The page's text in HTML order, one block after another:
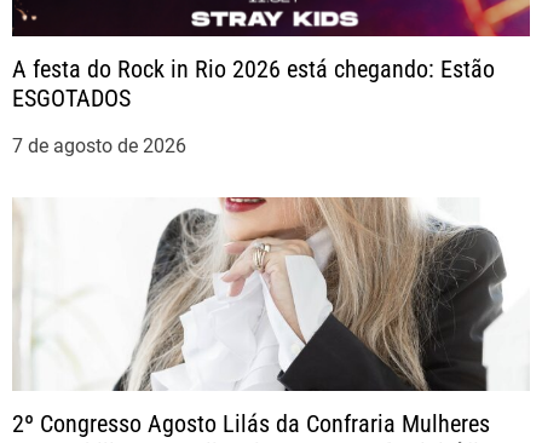
o
d
e
P
t
A festa do Rock in Rio 2026 está chegando: Estão
ESGOTADOS
7 de agosto de 2026
2º Congresso Agosto Lilás da Confraria Mulheres